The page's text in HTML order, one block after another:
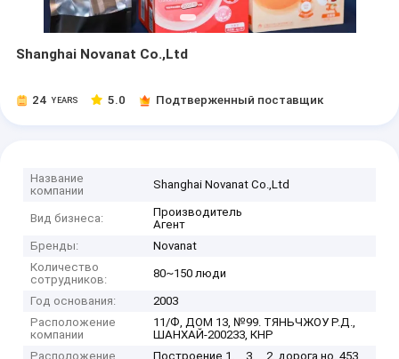
Shanghai Novanat Co.,Ltd
24 YEARS 5.0 Подтверженный поставщик
Название
компании
Shanghai Novanat Co.,Ltd
Вид бизнеса:
Производитель
Агент
Бренды:
Novanat
Количество
сотрудников:
80~150 люди
Год основания:
2003
Расположение
компании
11/Ф, ДОМ 13, №99. ТЯНЬЧЖОУ Р.Д.,
ШАНХАЙ-200233, КНР
Расположение
Построение 1、 3、 2, дорога но. 453